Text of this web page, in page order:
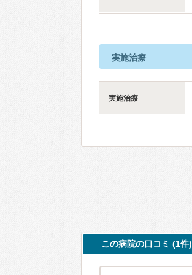
実施治療
実施治療
この病院の口コミ (1件)